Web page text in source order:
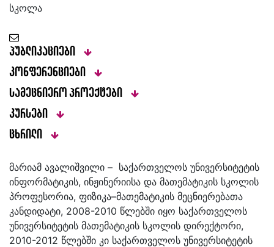
სკოლა
პუბლიკაციები
კონფერენციები
სამეცნიერო პროექტები
კურსები
ცხრილი
მარიამ ავალიშვილი – საქართველოს უნივერსიტეტის
ინფორმატიკის, ინჟინერიისა და მათემატიკის სკოლის
პროფესორია, ფიზიკა–მათემატიკის მეცნიერებათა
კანდიდატი, 2008-2010 წლებში იყო საქართველოს
უნივერსიტეტის მათემატიკის სკოლის დირექტორი,
2010-2012 წლებში კი საქართველოს უნივერსიტეტის